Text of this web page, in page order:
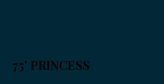
75' PRINCESS